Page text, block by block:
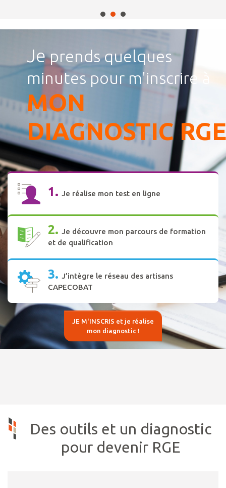
1 2 3
Jeprends quelques
minutes pour m'inscrire à
MON
DIAGNOSTIC RGE
1. Je réalise mon test en ligne
2. Je découvre mon parcours de formation
et de qualification
3. J’intègre le réseau des artisans
CAPECOBAT
JE M'INSCRIS et je réalise
mon diagnostic !
Des outils et un diagnostic
pour devenir RGE